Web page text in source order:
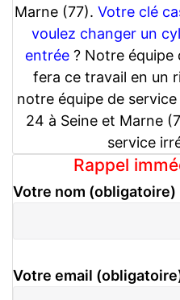
Marne (77). Votre clé
voulez changer un
entrée ? Notre équipe
fera ce travail en un
notre équipe de
24 à Seine et Marne
service
Rappel
Votre nom (obligatoire)
Votre email